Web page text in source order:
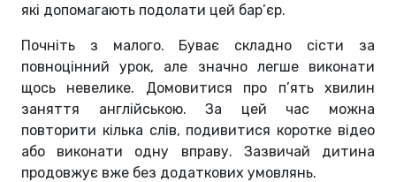
які допомагають подолати цей бар’єр.
Почніть з малого. Буває складно сісти за
повноцінний урок, але значно легше виконати
щось невелике. Домовитися про п’ять хвилин
заняття англійською. За цей час можна
повторити кілька слів, подивитися коротке відео
або виконати одну вправу. Зазвичай дитина
продовжує вже без додаткових умовлянь.